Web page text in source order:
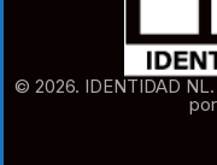
© 2026. IDENTIDAD